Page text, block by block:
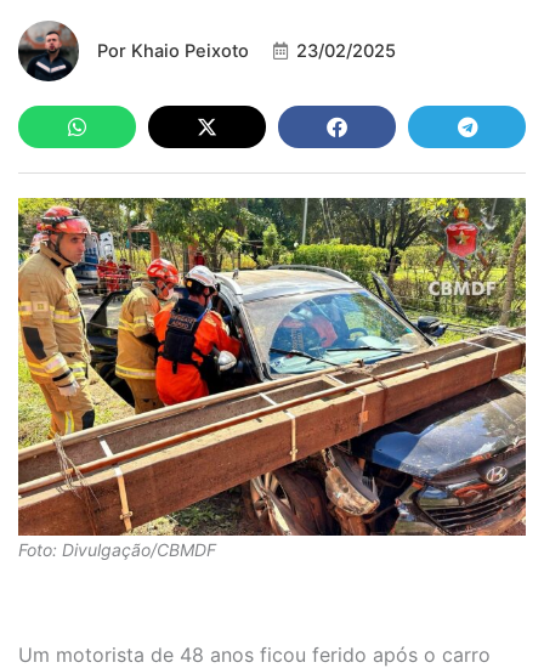
Por Khaio Peixoto 23/02/2025
Foto: Divulgação/CBMDF
Um motorista de 48 anos ficou ferido após o carro